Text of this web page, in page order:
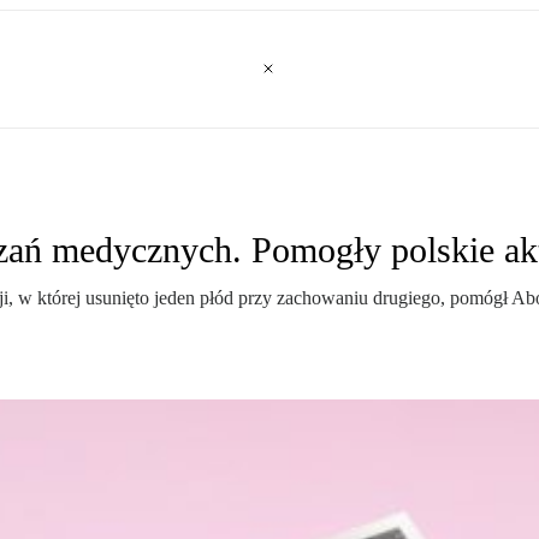
medycznych. Pomogły polskie
której usunięto jeden płód przy zachowaniu drugiego, pomógł